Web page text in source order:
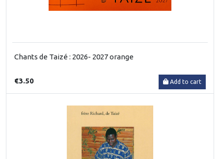
Chants de Taizé : 2026- 2027 orange
€3.50 Add to cart